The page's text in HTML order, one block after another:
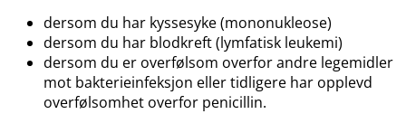
dersom du har kyssesyke (mononukleose)
dersom du har blodkreft (lymfatisk leukemi)
dersom du er overfølsom overfor andre legemidler
mot bakterieinfeksjon eller tidligere har opplevd
overfølsomhet overfor penicillin.